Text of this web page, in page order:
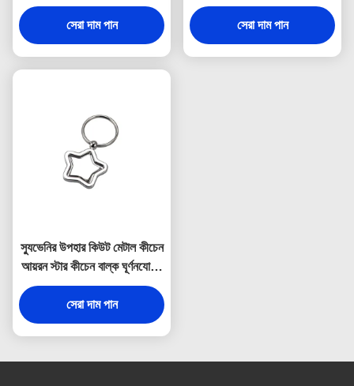
3 মিমি পুরুত্ব
সেরা দাম পান
সেরা দাম পান
স্যুভেনির উপহার কিউট মেটাল কীচেন
আয়রন স্টার কীচেন বাল্ক ঘূর্ণনযোগ্য
লোহা
সেরা দাম পান